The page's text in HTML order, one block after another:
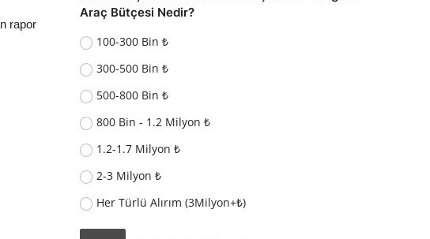
rapor
Araç Bütçesi Nedir?
100-300 Bin ₺
300-500 Bin ₺
500-800 Bin ₺
800 Bin - 1.2 Milyon ₺
1.2-1.7 Milyon ₺
2-3 Milyon ₺
Her Türlü Alırım (3Milyon+₺)